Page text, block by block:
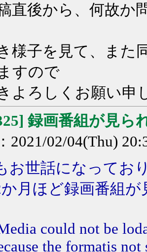
直後から、何故か
様子を見て、また
すので
よろしくお願い申
録画番組が見ら
2021/02/04(Thu)
お世話になってお
月ほど録画番組
could not be
the formatis not